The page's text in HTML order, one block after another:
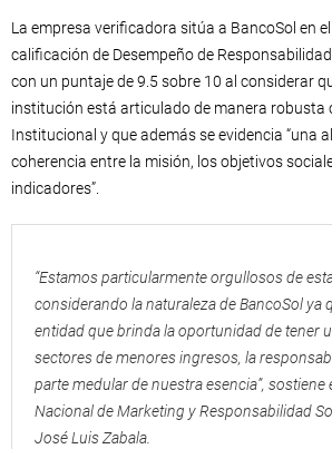
La empresa verificadora sitúa a BancoSol en
calificación de Desempeño de
con un puntaje de 9.5 sobre 10 al considerar
institución está articulado de manera robusta
Institucional y que además se evidencia “una
coherencia entre la misión, los objetivos
indicadores”.
“Estamos particularmente orgullosos de
considerando la naturaleza de BancoSol ya
entidad que brinda la oportunidad de tener
sectores de menores ingresos, la
parte medular de nuestra esencia”, sostiene
Nacional de Marketing y Responsabilidad
José Luis Zabala.